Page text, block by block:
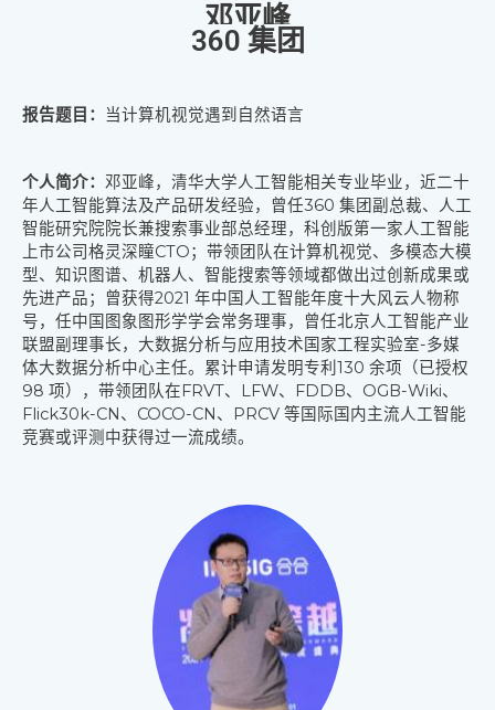
邓亚峰
360 集团
报告题目： 当计算机视觉遇到自然语言
个人简介： 邓亚峰，清华大学人工智能相关专业毕业，近二十
年人工智能算法及产品研发经验，
曾任360 集团副总裁、人工
智能研究院院长兼搜索事业部总经理，科创版第一家人工智能
上市公司格灵深瞳CTO；带领团队在计算机视觉、多模态大模
型、知识图谱、机器人、智能搜索等领域都做出过创新成果或
先进产品；曾获得2021 年中国人工智能年度十大风云人物称
号，任中国图象图形学学会常务理事，曾任北京人工智能产业
联盟副理事长，大数据分析与应用技术国家工程实验室-多媒
体大数据分析中心主任。累计申请发明专利130 余项（已授权
98 项），带领团队在FRVT、
LFW、FDDB、OGB-Wiki、
Flick30k-CN、COCO-CN、PRCV 等国际国内主流人工智能
竞赛或评测中获得过一流成绩。